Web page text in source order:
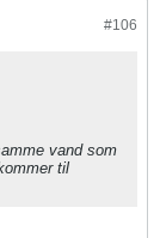
#106
vand som
til